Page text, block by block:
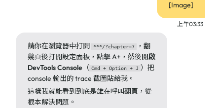
[Image]
上午03:33
請你在瀏覽器中打開 ***/?chapter=7
，翻
幾頁後打開設定面板，點擊 A+，然後開啟
DevTools Console （ Cmd + Option + J ）把
console 輸出的 trace 截圖貼給我。
這樣我就能看到到底是誰在呼叫翻頁，從
根本解決問題。